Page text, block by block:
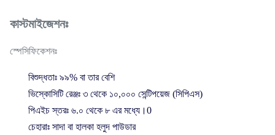
কাস্টমাইজেশনঃ
স্পেসিফিকেশনঃ
বিশুদ্ধতাঃ ৯৯% বা তার বেশি
ভিস্কোসিটি রেঞ্জঃ ৩ থেকে ১০,০০০ সেন্টিপয়েজ (সিপিএস)
পিএইচ স্তরঃ ৬.০ থেকে ৮ এর মধ্যে।0
চেহারাঃ সাদা বা হালকা হলুদ পাউডার